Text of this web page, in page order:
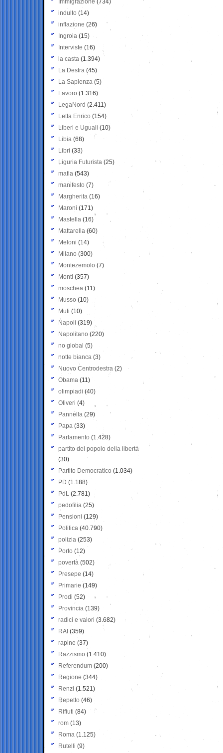
Immigrazione (734)
indulto (14)
inflazione (26)
Ingroia (15)
Interviste (16)
la casta (1.394)
La Destra (45)
La Sapienza (5)
Lavoro (1.316)
LegaNord (2.411)
Letta Enrico (154)
Liberi e Uguali (10)
Libia (68)
Libri (33)
Liguria Futurista (25)
mafia (543)
manifesto (7)
Margherita (16)
Maroni (171)
Mastella (16)
Mattarella (60)
Meloni (14)
Milano (300)
Montezemolo (7)
Monti (357)
moschea (11)
Musso (10)
Muti (10)
Napoli (319)
Napolitano (220)
no global (5)
notte bianca (3)
Nuovo Centrodestra (2)
Obama (11)
olimpiadi (40)
Oliveri (4)
Pannella (29)
Papa (33)
Parlamento (1.428)
partito del popolo della libertà
(30)
Partito Democratico (1.034)
PD (1.188)
PdL (2.781)
pedofilia (25)
Pensioni (129)
Politica (40.790)
polizia (253)
Porto (12)
povertà (502)
Presepe (14)
Primarie (149)
Prodi (52)
Provincia (139)
radici e valori (3.682)
RAI (359)
rapine (37)
Razzismo (1.410)
Referendum (200)
Regione (344)
Renzi (1.521)
Repetto (46)
Rifiuti (84)
rom (13)
Roma (1.125)
Rutelli (9)